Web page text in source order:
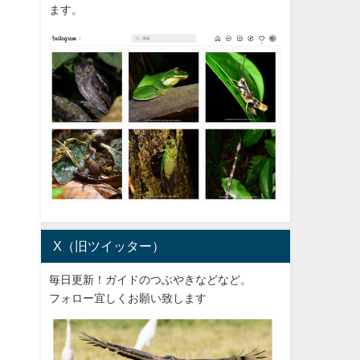
ます。
X（旧ツイッター）
毎日更新！ガイドのつぶやきなどなど。
フォロー宜しくお願い致します